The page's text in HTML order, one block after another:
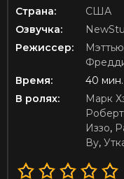
Страна:
США
Озвучка:
Режиссер:
Время:
40
В ролях:
Марк
Иззо,
Ву,